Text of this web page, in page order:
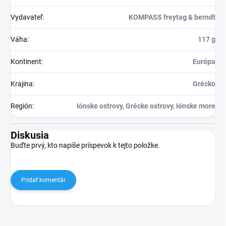
Vydavateľ: KOMPASS freytag & berndt
Váha: 117 g
Kontinent: Európa
Krajina: Grécko
Región: Iónske ostrovy, Grécke ostrovy, Iónske more
Diskusia
Buďte prvý, kto napíše príspevok k tejto položke.
Pridať komentár